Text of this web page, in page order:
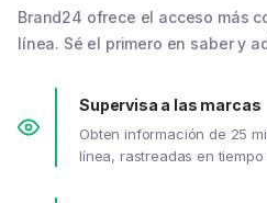
Brand24 ofrece el acceso más
línea. Sé el primero en saber y
Supervisa a las marcas
Obten información de 25
línea, rastreadas en tiempo